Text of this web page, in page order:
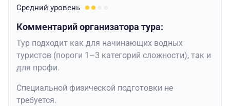
Средний уровень
Комментарий организатора тура:
Тур подходит как для начинающих водных
туристов (пороги 1–3 категорий сложности), так и
для профи.
Специальной физической подготовки не
требуется.